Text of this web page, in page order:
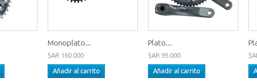
Monoplato...
$AR 160.000
Añadir al carrito
Plato...
$AR 95.000
Añadir al carrito